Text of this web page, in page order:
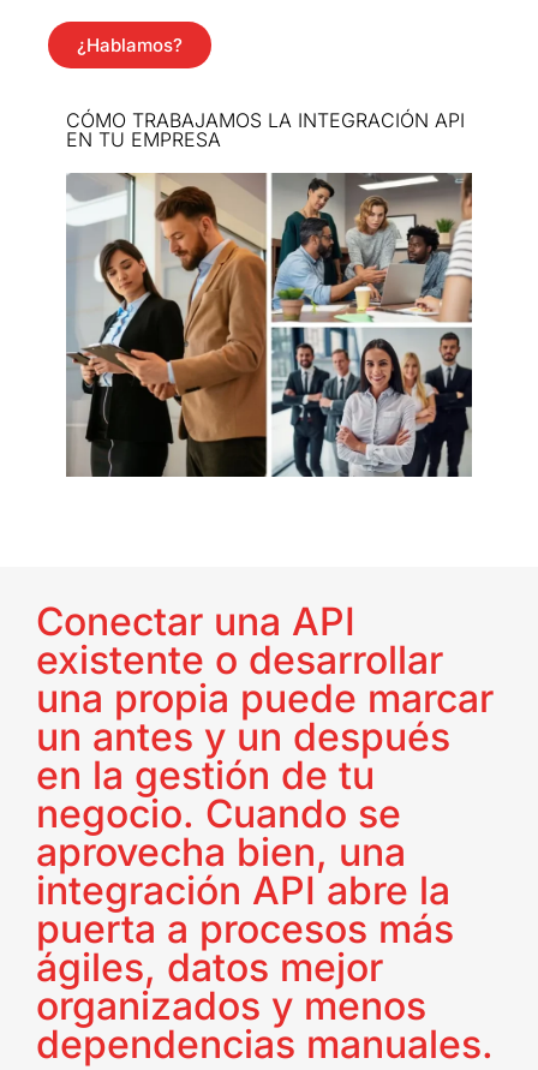
¿Hablamos?
CÓMO TRABAJAMOS LA INTEGRACIÓN API
EN TU EMPRESA
Conectar una API
existente o desarrollar
una propia puede marcar
un antes y un después
en la gestión de tu
negocio. Cuando se
aprovecha bien, una
integración API abre la
puerta a procesos más
ágiles, datos mejor
organizados y menos
dependencias manuales.